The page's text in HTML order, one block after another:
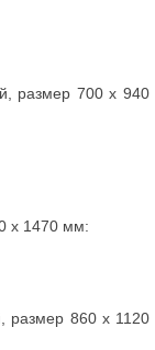
размер 700 х 940
х 1470 мм:
размер 860 х 1120